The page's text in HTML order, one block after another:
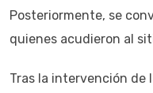
Posteriormente, se
quienes acudieron al
Tras la intervención de